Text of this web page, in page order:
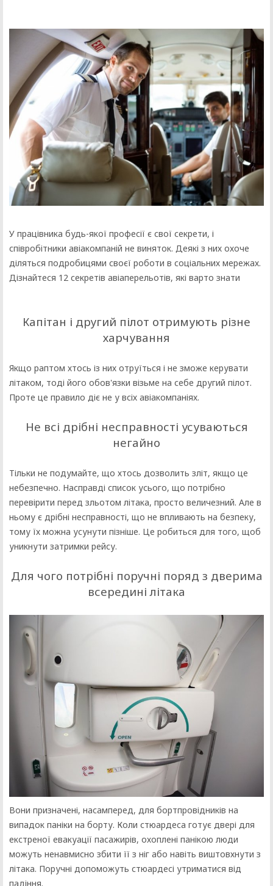
У працівника будь-якої професії є свої секрети, і
співробітники авіакомпаній не виняток. Деякі з них охоче
діляться подробицями своєї роботи в соціальних мережах.
Дізнайтеся 12 секретів авіаперельотів, які варто знати
Капітан і другий пілот отримують різне
харчування
Якщо раптом хтось із них отруїться і не зможе керувати
літаком, тоді його обов'язки візьме на себе другий пілот.
Проте це правило діє не у всіх авіакомпаніях.
Не всі дрібні несправності усуваються
негайно
Тільки не подумайте, що хтось дозволить зліт, якщо це
небезпечно. Насправді список усього, що потрібно
перевірити перед зльотом літака, просто величезний. Але в
ньому є дрібні несправності, що не впливають на безпеку,
тому їх можна усунути пізніше. Це робиться для того, щоб
уникнути затримки рейсу.
Для чого потрібні поручні поряд з дверима
всередині літака
Вони призначені, насамперед, для бортпровідників на
випадок паніки на борту. Коли стюардеса готує двері для
екстреної евакуації пасажирів, охоплені панікою люди
можуть ненавмисно збити її з ніг або навіть виштовхнути з
літака. Поручні допоможуть стюардесі утриматися від
падіння.